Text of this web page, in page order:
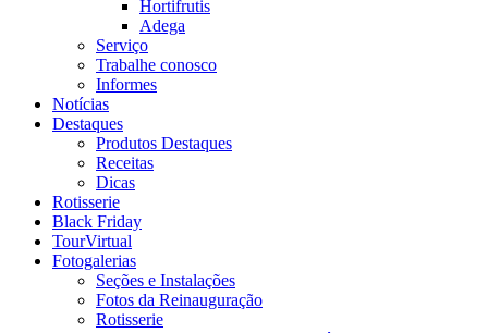
Hortifrutis
Adega
Serviço
Trabalhe conosco
Informes
Notícias
Destaques
Produtos Destaques
Receitas
Dicas
Rotisserie
Black Friday
TourVirtual
Fotogalerias
Seções e Instalações
Fotos da Reinauguração
Rotisserie